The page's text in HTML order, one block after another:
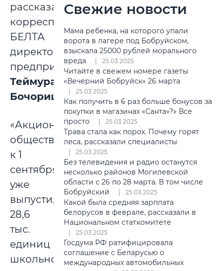
рассказал
корреспонденту
БЕЛТА
директор
предприятия
Теймураз
Бочоришвили.
«Акционерное
общество
к 1
сентября
уже
выпустило
28,6
тыс.
единиц
школьного
Свежие новости
Мама ребенка, на которого упали
ворота в лагере под Бобруйском,
взыскала 25000 рублей морального
вреда
25.03.2025
Читайте в свежем номере газеты
«Вечерний Бобруйск» 26 марта
25.03.2025
Как получить в 6 раз больше бонусов за
покупки в магазинах «Санта»?» Все
просто
25.03.2025
Трава стала как порох. Почему горят
леса, рассказали специалисты
25.03.2025
Без телевидения и радио останутся
несколько районов Могилевской
области с 26 по 28 марта. В том числе
Бобруйский
25.03.2025
Какой была средняя зарплата
белорусов в феврале, рассказали в
Национальном статкомитете
25.03.2025
Госдума РФ ратифицировала
соглашение с Беларусью о
международных автомобильных